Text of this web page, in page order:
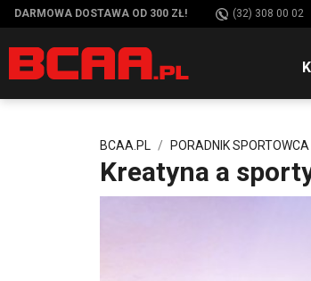
DARMOWA DOSTAWA OD 300 ZŁ! (32) 308 00 02
BCAA.PL PORADNIK SPORTOWCA
Kreatyna a